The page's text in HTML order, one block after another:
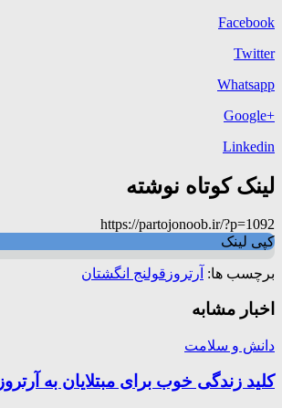
Facebook
Twitter
Whatsapp
+Google
Linkedin
لینک کوتاه نوشته
https://partojonoob.ir/?p=1092
کپی لینک
برچسب ها: آرتروز قولنج انگشتان
اخبار مشابه
دانش و سلامت
کلید زندگی خوب برای مبتلایان به آرتروز